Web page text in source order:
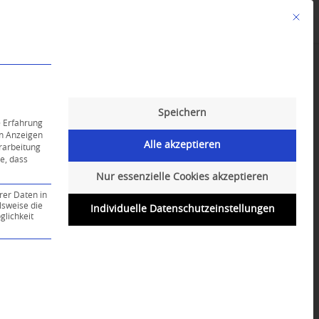
Mit
Erfahrung
Anzeigen
dass
Daten in
die
ist essenziell und kann nicht abgewählt
Speichern
Alle akzeptieren
Nur essenzielle Cookies akzeptieren
Individuelle Datenschutzeinstellungen